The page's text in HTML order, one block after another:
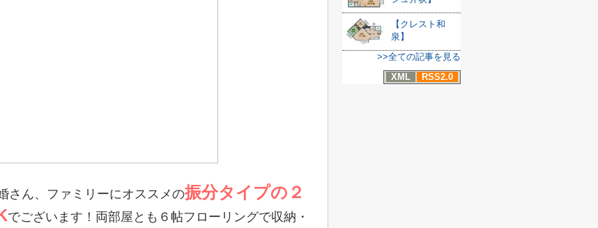
さん、ファミリーにオススメの振分タイプの２
でございます！両部屋とも６帖フローリングで収納・
【クレスト和
泉】
>>全ての記事を見る
XML
RSS2.0